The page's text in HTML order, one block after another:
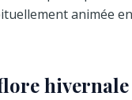
animée
hivernale